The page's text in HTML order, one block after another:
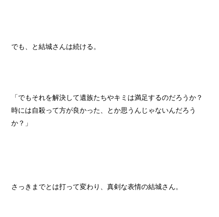
でも、と結城さんは続ける。
「でもそれを解決して遺族たちやキミは満足するのだろうか？
時には自殺って方が良かった、とか思うんじゃないんだろう
か？」
さっきまでとは打って変わり、真剣な表情の結城さん。